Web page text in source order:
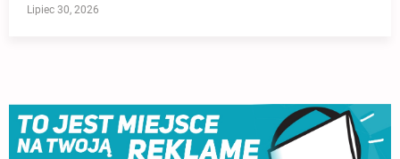
Lipiec 30, 2026